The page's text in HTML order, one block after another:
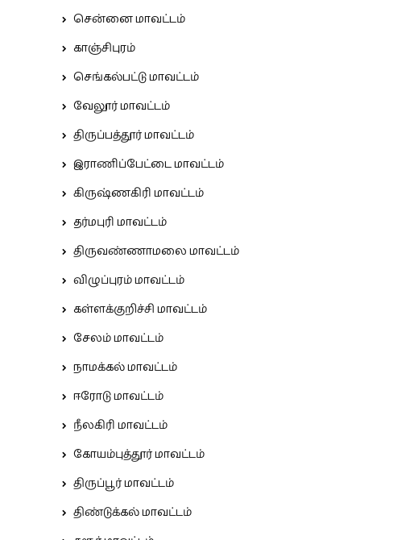
சென்னை மாவட்டம்
காஞ்சிபுரம்
செங்கல்பட்டு மாவட்டம்
வேலூர் மாவட்டம்
திருப்பத்தூர் மாவட்டம்
இராணிப்பேட்டை மாவட்டம்
கிருஷ்ணகிரி மாவட்டம்
தர்மபுரி மாவட்டம்
திருவண்ணாமலை மாவட்டம்
விழுப்புரம் மாவட்டம்
கள்ளக்குறிச்சி மாவட்டம்
சேலம் மாவட்டம்
நாமக்கல் மாவட்டம்
ஈரோடு மாவட்டம்
நீலகிரி மாவட்டம்
கோயம்புத்தூர் மாவட்டம்
திருப்பூர் மாவட்டம்
திண்டுக்கல் மாவட்டம்